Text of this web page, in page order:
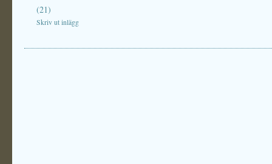
(21)
Skriv ut inlägg